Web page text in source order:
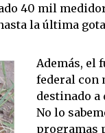
40 mil
la última
Además, el
federal con
destinado a
No lo
programas